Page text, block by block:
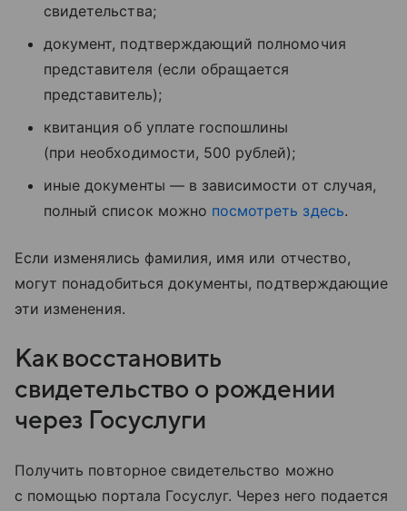
свидетельства;
документ, подтверждающий полномочия
представителя (если обращается
представитель);
квитанция об уплате госпошлины
(при необходимости, 500 рублей);
иные документы — в зависимости от случая,
полный список можно посмотреть здесь.
Если изменялись фамилия, имя или отчество,
могут понадобиться документы, подтверждающие
эти изменения.
Как восстановить
свидетельство о рождении
через Госуслуги
Получить повторное свидетельство можно
с помощью портала Госуслуг. Через него подается